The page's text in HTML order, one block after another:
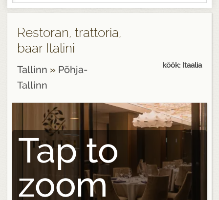
Restoran, trattoria,
baar Italini
Tallinn » Põhja-
Tallinn
köök: Itaalia
Tap to
zoom